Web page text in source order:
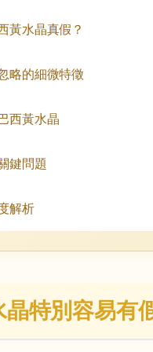
黃水晶真假？
略的細微特徵
西黃水晶
鍵問題
解析
特別容易有